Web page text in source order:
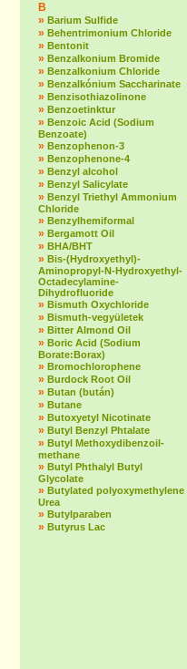
B
» Barium Sulfide
» Behentrimonium Chloride
» Bentonit
» Benzalkonium Bromide
» Benzalkonium Chloride
» Benzalkónium Saccharinate
» Benzisothiazolinone
» Benzoetinktur
» Benzoic Acid (Sodium
Benzoate)
» Benzophenon-3
» Benzophenone-4
» Benzyl alcohol
» Benzyl Salicylate
» Benzyl Triethyl Ammonium
Chloride
» Benzylhemiformal
» Bergamott Oil
» BHA/BHT
» Bis-(Hydroxyethyl)-
Aminopropyl-N-Hydroxyethyl-
Octadecylamine-
Dihydrofluoride
» Bismuth Oxychloride
» Bismuth-vegyületek
» Bitter Almond Oil
» Boric Acid (Sodium
Borate:Borax)
» Bromochlorophene
» Burdock Root Oil
» Butan (bután)
» Butane
» Butoxyetyl Nicotinate
» Butyl Benzyl Phtalate
» Butyl Methoxydibenzoil-
methane
» Butyl Phthalyl Butyl
Glycolate
» Butylated polyoxymethylene
Urea
» Butylparaben
» Butyrus Lac